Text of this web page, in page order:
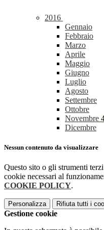
2016
Gennaio
Febbraio
Marzo
Aprile
Maggio
Giugno
Luglio
Agosto
Settembre
Ottobre
Novembre
Dicembre
Nessun contenuto da visualizzare
Questo sito o gli strumenti
cookie necessari al
COOKIE POLICY.
Personalizza Rifiuta tutti i
Gestione cookie